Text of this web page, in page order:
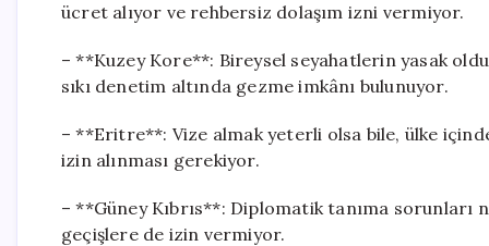
ücret alıyor ve rehbersiz dolaşım izni vermiyor.
– **Kuzey Kore**: Bireysel seyahatlerin yasak
sıkı denetim altında gezme imkânı bulunuyor.
– **Eritre**: Vize almak yeterli olsa bile, ülke
izin alınması gerekiyor.
– **Güney Kıbrıs**: Diplomatik tanıma
geçişlere de izin vermiyor.